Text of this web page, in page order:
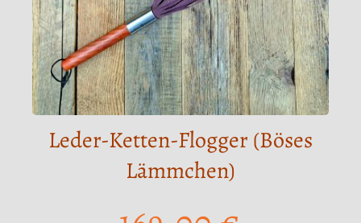
Leder-Ketten-Flogger (Böses
Lämmchen)